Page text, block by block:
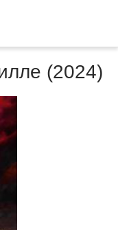
(2024)